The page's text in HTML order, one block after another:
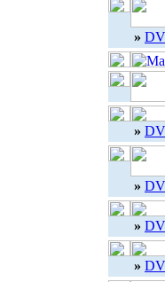
»
»
»
»
»